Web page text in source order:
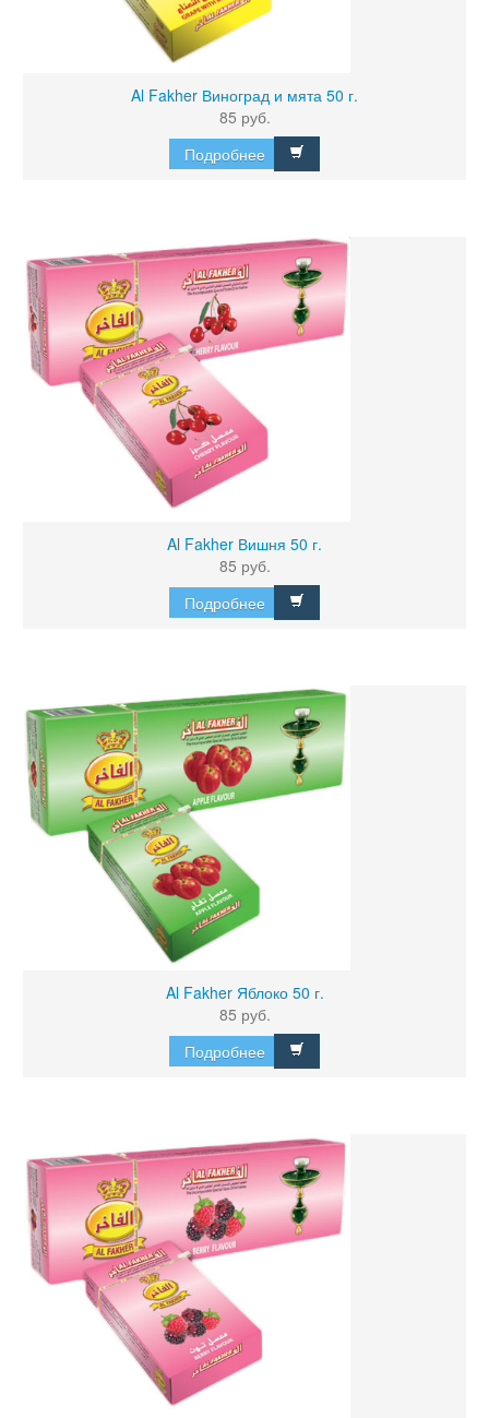
Al Fakher Виноград и мята 50 г.
85 руб.
Подробнее
Al Fakher Вишня 50 г.
85 руб.
Подробнее
Al Fakher Яблоко 50 г.
85 руб.
Подробнее